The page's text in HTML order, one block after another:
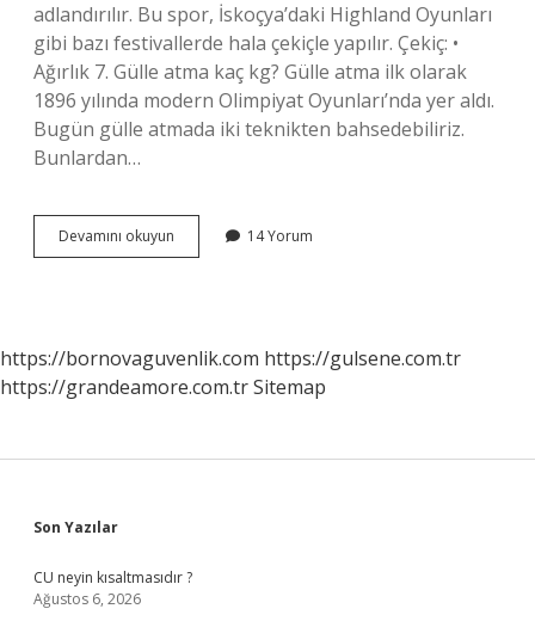
adlandırılır. Bu spor, İskoçya’daki Highland Oyunları
gibi bazı festivallerde hala çekiçle yapılır. Çekiç: •
Ağırlık 7. Gülle atma kaç kg? Gülle atma ilk olarak
1896 yılında modern Olimpiyat Oyunları’nda yer aldı.
Bugün gülle atmada iki teknikten bahsedebiliriz.
Bunlardan…
Devamını okuyun
Atma
14 Yorum
https://bornovaguvenlik.com https://gulsene.com.tr
https://grandeamore.com.trSitemap
Sidebar
Son Yazılar
CU neyin kısaltmasıdır ?
Ağustos 6, 2026